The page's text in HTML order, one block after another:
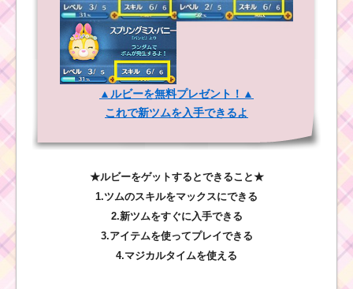
▲ルビーを無料プレゼント！▲
これで新ツムを入手できるよ
★ルビーをゲットするとできること★
1.ツムのスキルをマックスにできる
2.新ツムをすぐに入手できる
3.アイテムを使ってプレイできる
4.マジカルタイムを使える